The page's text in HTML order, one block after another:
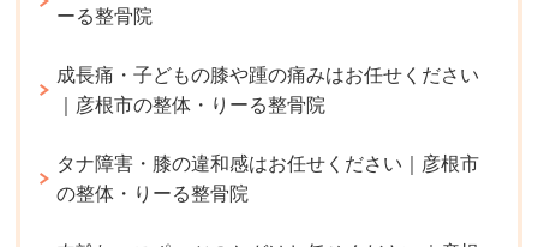
ーる整骨院
成長痛・子どもの膝や踵の痛みはお任せください
｜彦根市の整体・りーる整骨院
タナ障害・膝の違和感はお任せください｜彦根市
の整体・りーる整骨院